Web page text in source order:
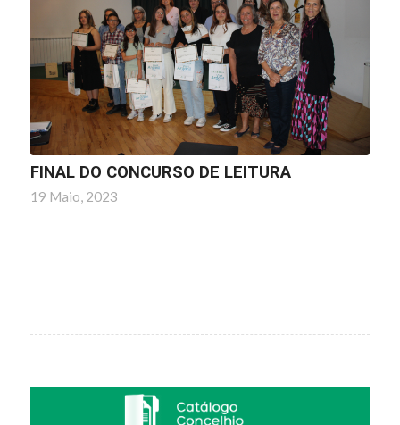
FINAL DO CONCURSO DE LEITURA
19 Maio, 2023